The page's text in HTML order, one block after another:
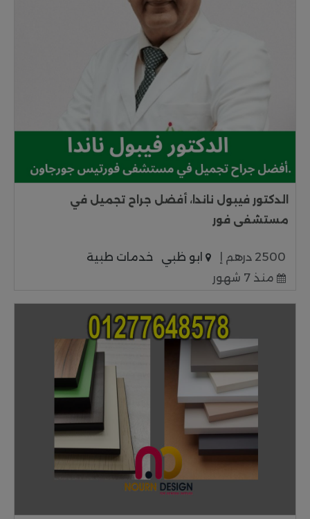
الدكتور فيبول ناندا، أفضل جراح تجميل في
مستشفى فور
2500 درهم إ ابو ظبي
خدمات طبية
منذ 7 شهور